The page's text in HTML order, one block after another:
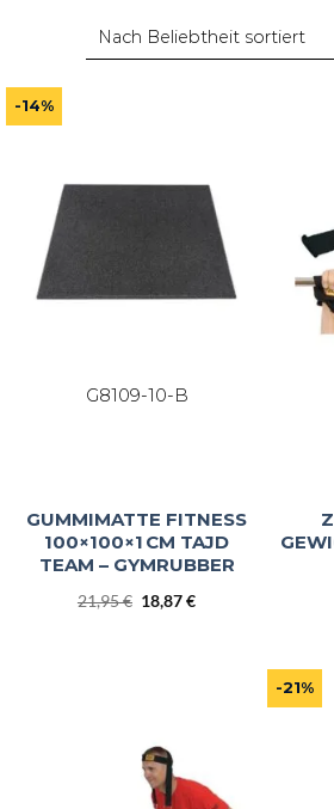
-14%
G8109-10-B
GUMMIMATTE FITNESS
100×100×1 CM TAJD
TEAM – GYMRUBBER
21,95€ Ursprünglicher
18,87€Aktueller
-21%